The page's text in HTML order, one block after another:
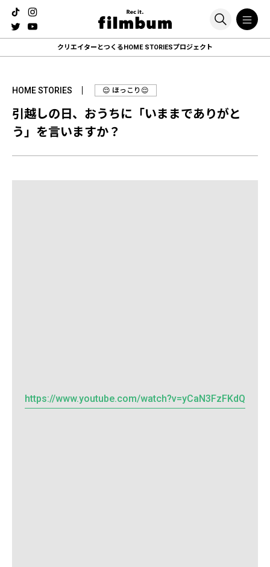
クリエイターとつくるHOME STORIESプロジェクト
HOME STORIES 😌 ほっこり😌
引越しの日、おうちに「いままでありがと
う」を言いますか？
https://www.youtube.com/watch?v=yCaN3FzFKdQ